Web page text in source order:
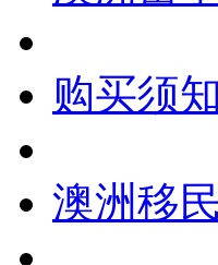
购买须知
澳洲移民